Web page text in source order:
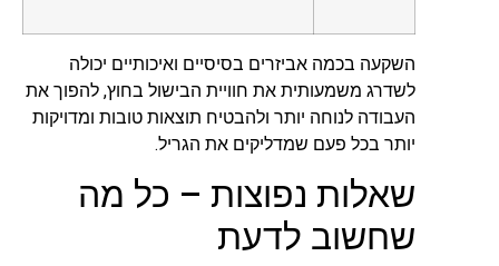
השקעה בכמה אביזרים בסיסיים ואיכותיים יכולה
לשדרג משמעותית את חוויית הבישול בחוץ, להפוך את
העבודה לנוחה יותר ולהבטיח תוצאות טובות ומדויקות
יותר בכל פעם שמדליקים את הגריל.
שאלות נפוצות – כל מה
שחשוב לדעת